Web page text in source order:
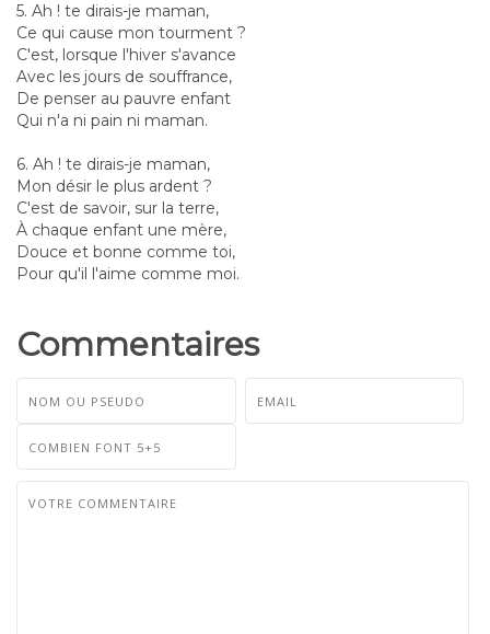
5. Ah ! te dirais-je maman,
Ce qui cause mon tourment ?
C'est, lorsque l'hiver s'avance
Avec les jours de souffrance,
De penser au pauvre enfant
Qui n'a ni pain ni maman.
6. Ah ! te dirais-je maman,
Mon désir le plus ardent ?
C'est de savoir, sur la terre,
À chaque enfant une mère,
Douce et bonne comme toi,
Pour qu'il l'aime comme moi.
Commentaires